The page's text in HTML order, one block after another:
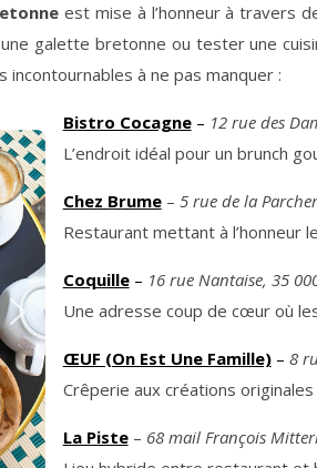
est mise à l’honneur à travers
galette bretonne ou tester une
incontournables à ne pas manquer :
Bistro Cocagne – 12 rue des
L’endroit idéal pour un brunch
Chez Brume– 5 rue de la
Restaurant mettant à l’honneur
Coquille – 16 rue Nantaise, 35
Une adresse coup de cœur où
ŒUF (On Est Une Famille) – 8
Crêperie aux créations
La Piste– 68 mail François